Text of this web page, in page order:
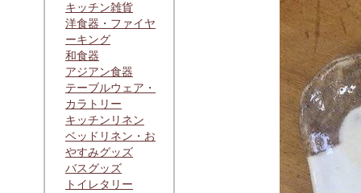
キッチン雑貨
洋食器・ファイヤ
ーキング
和食器
アジアン食器
テーブルウェア・
カラトリー
キッチンリネン
ベッドリネン・お
やすみグッズ
バスグッズ
トイレタリー